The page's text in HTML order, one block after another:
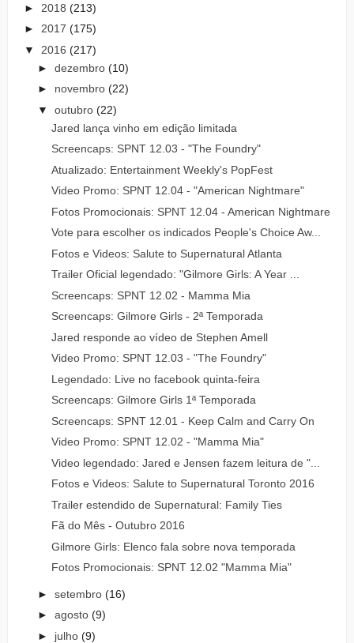
► 2018 (213)
► 2017 (175)
▼ 2016 (217)
► dezembro (10)
► novembro (22)
▼ outubro (22)
Jared lança vinho em edição limitada
Screencaps: SPNT 12.03 - "The Foundry"
Atualizado: Entertainment Weekly's PopFest
Video Promo: SPNT 12.04 - "American Nightmare"
Fotos Promocionais: SPNT 12.04 - American Nightmare
Vote para escolher os indicados People's Choice Aw...
Fotos e Videos: Salute to Supernatural Atlanta
Trailer Oficial legendado: "Gilmore Girls: A Year ...
Screencaps: SPNT 12.02 - Mamma Mia
Screencaps: Gilmore Girls - 2ª Temporada
Jared responde ao vídeo de Stephen Amell
Video Promo: SPNT 12.03 - "The Foundry"
Legendado: Live no facebook quinta-feira
Screencaps: Gilmore Girls 1ª Temporada
Screencaps: SPNT 12.01 - Keep Calm and Carry On
Video Promo: SPNT 12.02 - "Mamma Mia"
Video legendado: Jared e Jensen fazem leitura de "...
Fotos e Videos: Salute to Supernatural Toronto 2016
Trailer estendido de Supernatural: Family Ties
Fã do Mês - Outubro 2016
Gilmore Girls: Elenco fala sobre nova temporada
Fotos Promocionais: SPNT 12.02 "Mamma Mia"
► setembro (16)
► agosto (9)
► julho (9)